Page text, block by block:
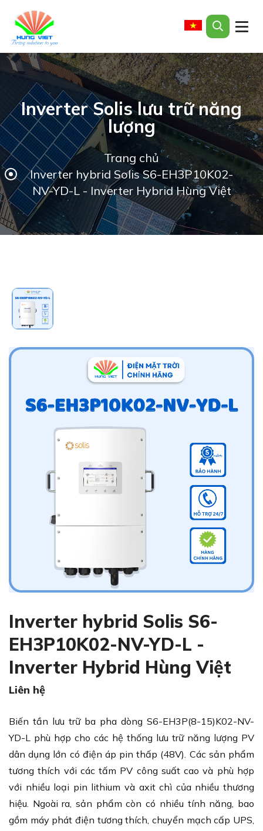
Inverter Solis lưu trữ năng
lượng
Trang chủ
Inverter hybrid Solis S6-EH3P10K02-
NV-YD-L - Inverter Hybrid Hùng Việt
Inverter hybrid Solis S6-
EH3P10K02-NV-YD-L -
Inverter Hybrid Hùng Việt
Liên hệ
Biến tần lưu trữ ba pha dòng S6-EH3P(8-15)K02-NV-
YD-L phù hợp cho các hệ thống lưu trữ năng lượng PV
dân dụng lớn có điện áp pin thấp (48V). Các sản phẩm
tương thích với các tấm PV công suất cao và phù hợp
với nhiều loại pin lithium và axit chì của nhiều thương
hiệu. Ngoài ra, sản phẩm còn có nhiều tính năng, bao
gồm máy phát điện tương thích, chuyển mạch cấp UPS,